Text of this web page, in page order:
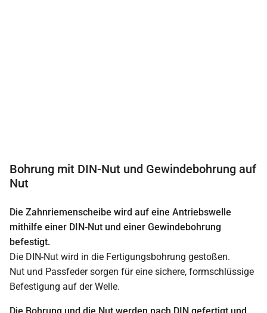
Bohrung mit DIN-Nut und Gewindebohrung auf
Nut
Die Zahnriemenscheibe wird auf eine Antriebswelle
mithilfe einer DIN-Nut und einer Gewindebohrung
befestigt.
Die DIN-Nut wird in die Fertigungsbohrung gestoßen.
Nut und Passfeder sorgen für eine sichere, formschlüssige
Befestigung auf der Welle.